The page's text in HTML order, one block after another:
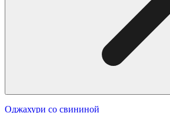
Оджахури со свининой